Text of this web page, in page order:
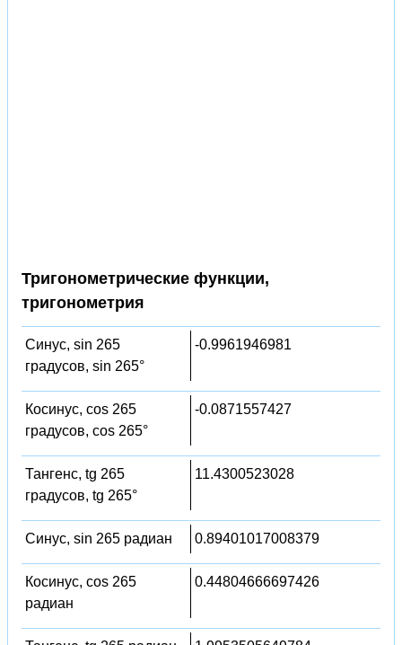
Тригонометрические функции,
тригонометрия
Синус, sin 265
градусов, sin 265°
-0.9961946981
Косинус, cos 265
градусов, cos 265°
-0.0871557427
Тангенс, tg 265
градусов, tg 265°
11.4300523028
Синус, sin 265 радиан 0.89401017008379
Косинус, cos 265
радиан
0.44804666697426